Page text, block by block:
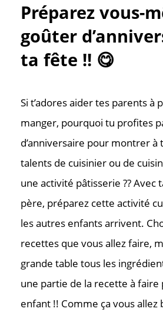
Préparez vous-
goûter
ta fête !! 😋
Si t’adores aider tes parents à
manger, pourquoi tu profites
d’anniversaire pour montrer à
talents de cuisinier ou de
une activité pâtisserie ?? Avec
père, préparez cette activité
les autres enfants arrivent.
recettes que vous allez faire,
grande table tous les
une partie de la recette à faire
enfant !! Comme ça vous allez